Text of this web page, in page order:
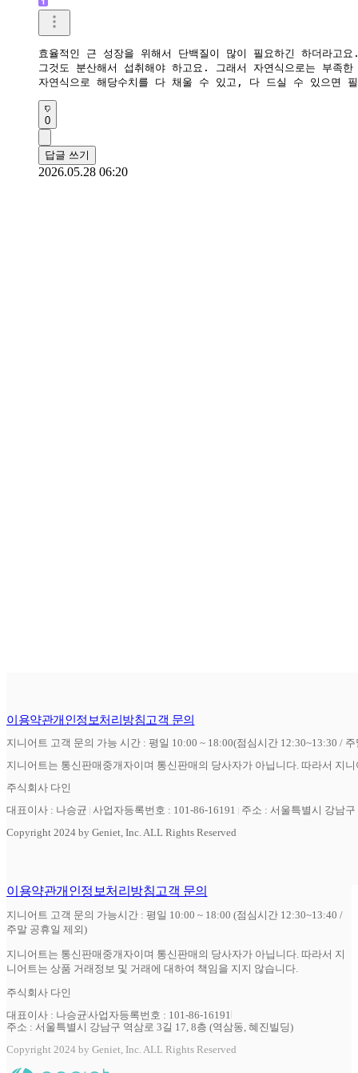
효율적인 근 성장을 위해서 단백질이 많이 필요하긴 하더라고
그것도 분산해서 섭취해야 하고요. 그래서 자연식으로는 부족
자연식으로 해당수치를 다 채울 수 있고, 다 드실 수 있으면
0
답글 쓰기
2026.05.28 06:20
이용약관개인정보처리방침고객 문의
지니어트 고객 문의 가능 시간 : 평일 10:00 ~ 18:00(점심시간 12:30~13:30 /
지니어트는 통신판매중개자이며 통신판매의 당사자가 아닙니다. 따라서 지
주식회사 다인
대표이사 : 나승균 사업자등록번호 : 101-86-16191
주소 : 서울특별시 강남
Copyright 2024 by Geniet, Inc. ALL Rights Reserved
이용약관개인정보처리방침고객 문의
지니어트 고객 문의 가능시간 : 평일 10:00 ~ 18:00 (점심시간 12:30~13:40 /
주말 공휴일 제외)
지니어트는 통신판매중개자이며 통신판매의 당사자가 아닙니다. 따라서 지
니어트는 상품 거래정보 및 거래에 대하여 책임을 지지 않습니다.
주식회사 다인
대표이사 : 나승균사업자등록번호 : 101-86-16191
주소 : 서울특별시 강남구 역삼로 3길 17, 8층 (역삼동, 혜진빌딩)
Copyright 2024 by Geniet, Inc. ALL Rights Reserved